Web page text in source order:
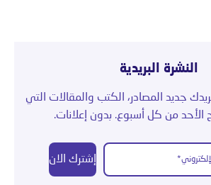
النشرة البريدية
جديد المصادر، الكتب والمقالات التي
الأحد من كل أسبوع. بدون إعلانات.
إشترك الان